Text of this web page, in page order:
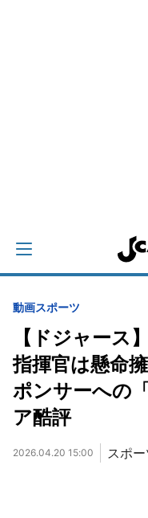
動画スポーツ
【ドジャース
指揮官は懸命
ポンサーへの
ア酷評
2026.04.20 15:00 スポ